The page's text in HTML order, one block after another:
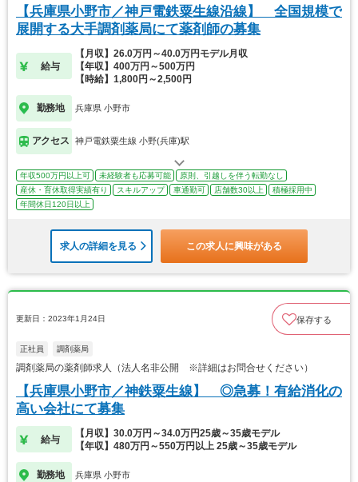
【兵庫県小野市／神戸電鉄粟生線沿線】 全国規模で
展開する大手調剤薬局にて薬剤師の募集
給与
【月収】26.0万円～40.0万円モデル月収
【年収】400万円～500万円
【時給】1,800円～2,500円
勤務地 兵庫県 小野市
アクセス 神戸電鉄粟生線 小野(兵庫)駅
年収500万円以上可 未経験者も応募可能
原則、引越しを伴う転勤なし
産休・育休取得実績有り
スキルアップ 車通勤可 店舗数30以上
積極採用中
年間休日120日以上
求人の詳細を見る この求人に興味がある
更新日：2023年1月24日 保存する
正社員 調剤薬局
調剤薬局の薬剤師求人（法人名非公開 ※詳細はお問合せください）
【兵庫県小野市／神鉄粟生線】 ◎急募！有給消化の
高い会社にて募集
給与
【月収】30.0万円～34.0万円25歳～35歳モデル
【年収】480万円～550万円以上 25歳～35歳モデル
勤務地 兵庫県 小野市